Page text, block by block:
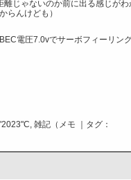
じゃないのか前に出る感じがわ
らんけども）
電圧7.0vでサーボフィーリン
, 雑記（メモ ｜タグ：